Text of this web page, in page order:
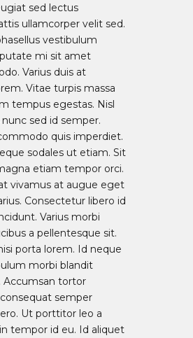
sed lectus
ullamcorper velit sed.
vestibulum
mi sit amet
Varius duis at
Vitae turpis massa
tempus egestas. Nisl
sed id semper.
quis imperdiet.
sodales ut etiam. Sit
etiam tempor orci.
vivamus at augue eget
Consectetur libero id
Varius morbi
a pellentesque sit.
porta lorem. Id neque
morbi blandit
Accumsan tortor
semper
Ut porttitor leo a
tempor id eu. Id aliquet